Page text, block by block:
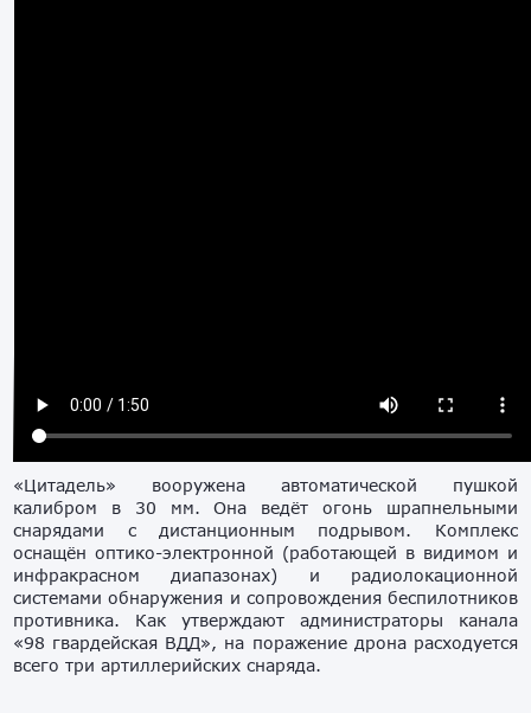
«Цитадель» вооружена автоматической пушкой
калибром в 30 мм. Она ведёт огонь шрапнельными
снарядами с дистанционным подрывом. Комплекс
оснащён оптико-электронной (работающей в видимом и
инфракрасном диапазонах) и радиолокационной
системами обнаружения и сопровождения беспилотников
противника. Как утверждают администраторы канала
«98 гвардейская ВДД», на поражение дрона расходуется
всего три артиллерийских снаряда.